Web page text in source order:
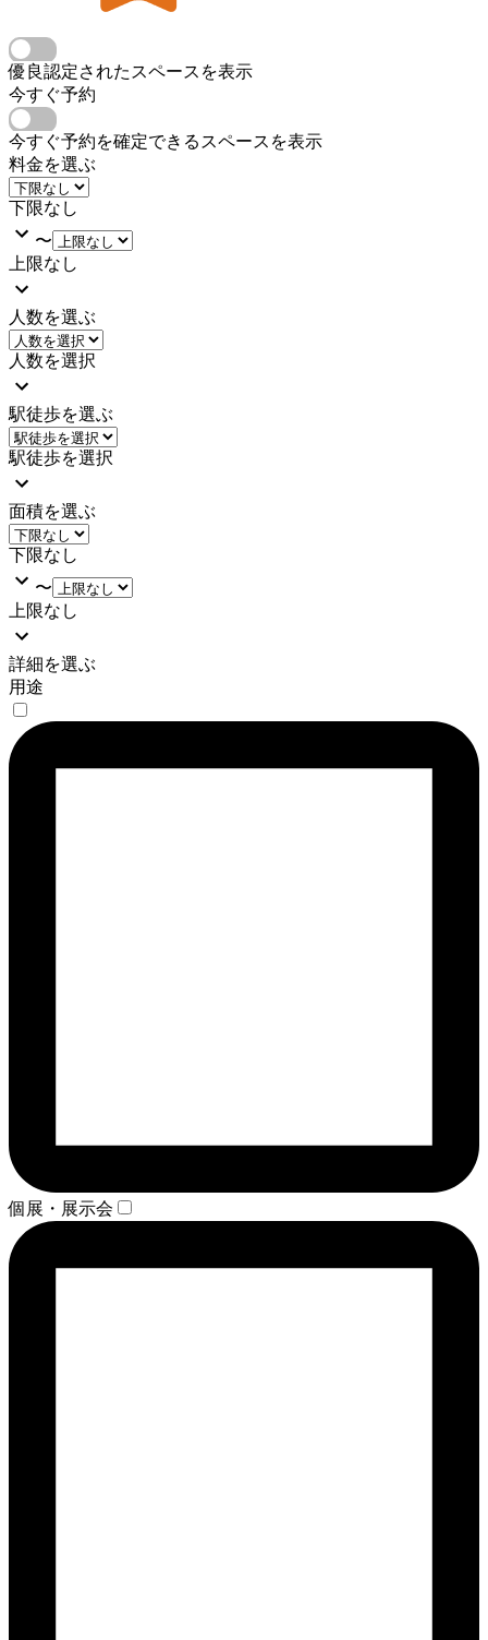
優良認定されたスペースを表示
今すぐ予約
今すぐ予約を確定できるスペースを表示
料金を選ぶ
下限なし
〜
上限なし
人数を選ぶ
人数を選択
駅徒歩を選ぶ
駅徒歩を選択
面積を選ぶ
下限なし
〜
上限なし
詳細を選ぶ
用途
個展・展示会